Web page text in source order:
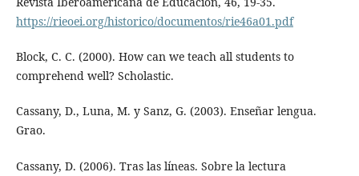
https://rieoei.org/historico/documentos/rie46a01.pdf
Block, C. C. (2000). How can we teach all students to
comprehend well? Scholastic.
Cassany, D., Luna, M. y Sanz, G. (2003). Enseñar lengua.
Grao.
Cassany, D. (2006). Tras las líneas. Sobre la lectura